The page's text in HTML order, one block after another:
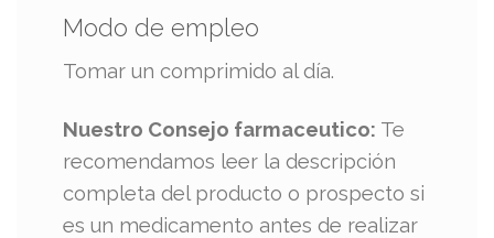
Modo de empleo
Tomar un comprimido al día.
Nuestro Consejo farmaceutico: Te
recomendamos leer la descripción
completa del producto o prospecto si
es un medicamento antes de realizar